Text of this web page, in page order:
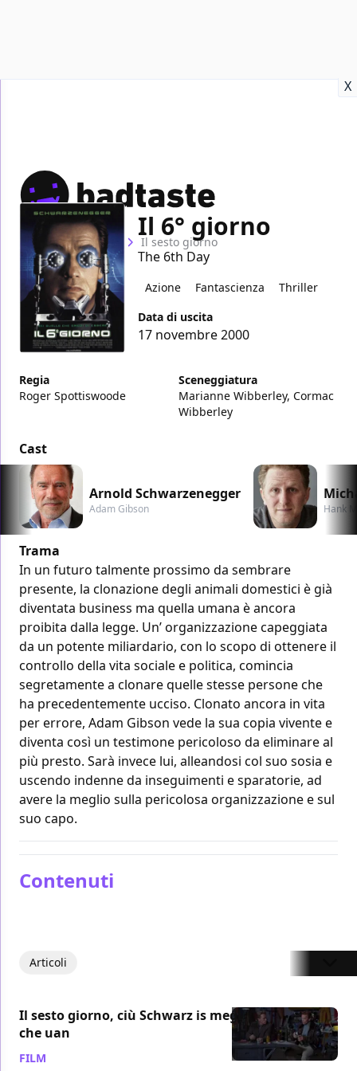
X
Home Film Il sesto giorno
Il 6° giorno
The 6th Day
Azione Fantascienza
Thriller
Data di uscita
17 novembre 2000
Regia
Roger Spottiswoode
Sceneggiatura
Marianne Wibberley, Cormac
Wibberley
Cast
Arnold Schwarzenegger
Adam Gibson Hank
Trama
In un futuro talmente prossimo da sembrare
presente, la clonazione degli animali domestici è già
diventata business ma quella umana è ancora
proibita dalla legge. Un’ organizzazione capeggiata
da un potente miliardario, con lo scopo di ottenere il
controllo della vita sociale e politica, comincia
segretamente a clonare quelle stesse persone che
ha precedentemente ucciso. Clonato ancora in vita
per errore, Adam Gibson vede la sua copia vivente e
diventa così un testimone pericoloso da eliminare al
più presto. Sarà invece lui, alleandosi col suo sosia e
uscendo indenne da inseguimenti e sparatorie, ad
avere la meglio sulla pericolosa organizzazione e sul
suo capo.
Contenuti
Articoli
Il sesto giorno, ciù Schwarz is megl
che uan
FILM